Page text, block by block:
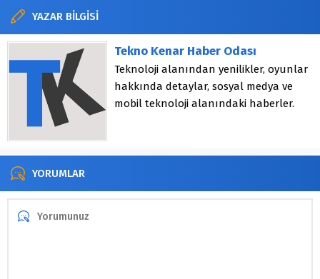
YAZAR BİLGİSİ
Tekno Kenar Haber Odası
Teknoloji alanından yenilikler, oyunlar
hakkında detaylar, sosyal medya ve
mobil teknoloji alanındaki haberler.
YORUMLAR